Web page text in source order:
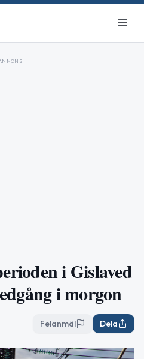
i Gislaved
i morgon
Felanmäl Dela